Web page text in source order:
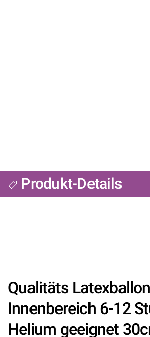
Produkt-Details
Qualitäts
Innenbereich 6-12
Helium geeignet